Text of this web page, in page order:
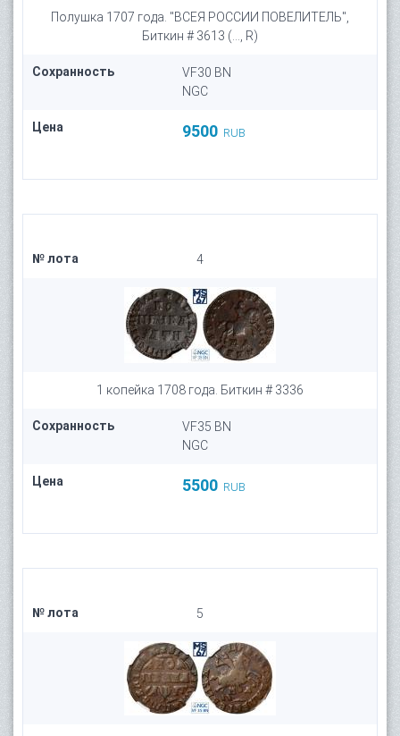
Полушка 1707 года. "ВСЕЯ РОССИИ ПОВЕЛИТЕЛЬ",
Биткин # 3613 (..., R)
Сохранность
VF30 BN
NGC
Цена 9500 RUB
№ лота 4
1 копейка 1708 года. Биткин # 3336
Сохранность
VF35 BN
NGC
Цена 5500 RUB
№ лота 5